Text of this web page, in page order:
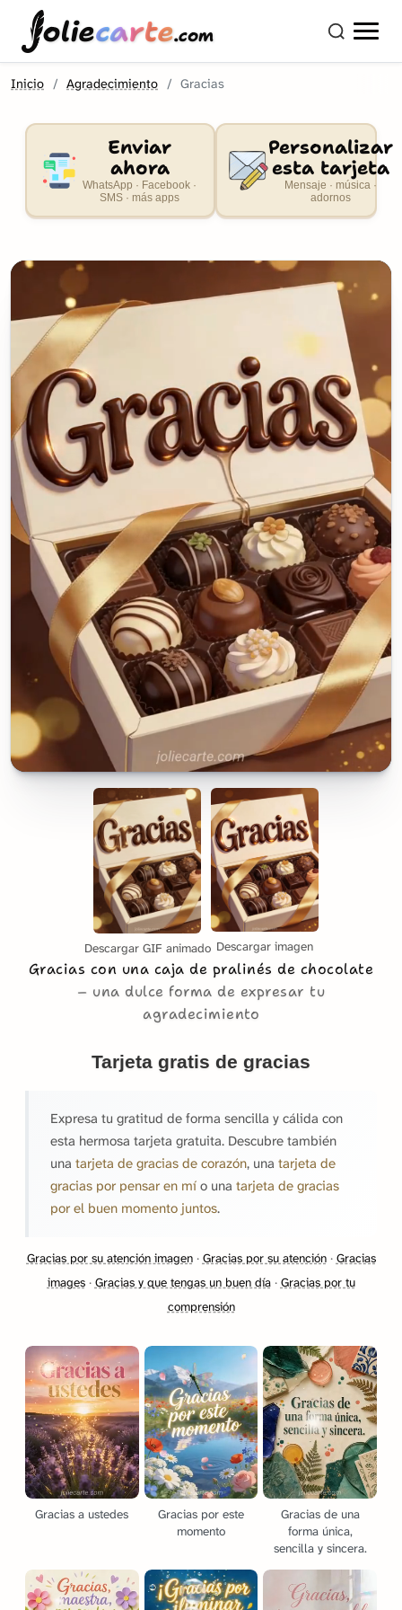
oliecarte.com
Inicio Agradecimiento Gracias
Enviar
ahora
WhatsApp · Facebook ·
SMS · más apps
Personalizar
esta tarjeta
Mensaje · música ·
adornos
Descargar GIF animado Descargar imagen
Gracias con una caja de pralinés de chocolate
una dulce forma de expresar tu
agradecimiento
Tarjeta gratis de gracias
Expresa tu gratitud de forma sencilla y cálida con
esta hermosa tarjeta gratuita. Descubre también
una tarjeta de gracias de corazón, una tarjeta de
gracias por pensar en mí o una tarjeta de gracias
por el buen momento juntos.
Gracias por su atención imagen· Gracias por su atención· Gracias
images· Gracias y que tengas un buen día· Gracias por tu
comprensión
Gracias a ustedes
Gracias por este
momento
Gracias de una
forma única,
sencilla y sincera.